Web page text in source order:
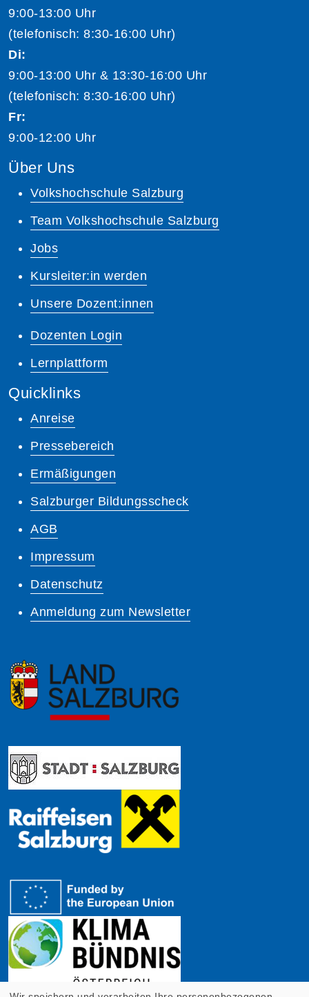
9:00-13:00 Uhr
(telefonisch: 8:30-16:00 Uhr)
Di:
9:00-13:00 Uhr & 13:30-16:00 Uhr
(telefonisch: 8:30-16:00 Uhr)
Fr:
9:00-12:00 Uhr
Über Uns
Volkshochschule Salzburg
Team Volkshochschule Salzburg
Jobs
Kursleiter:in werden
Unsere Dozent:innen
Dozenten Login
Lernplattform
Quicklinks
Anreise
Pressebereich
Ermäßigungen
Salzburger Bildungsscheck
AGB
Impressum
Datenschutz
Anmeldung zum Newsletter